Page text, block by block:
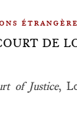
DE
of Justice,